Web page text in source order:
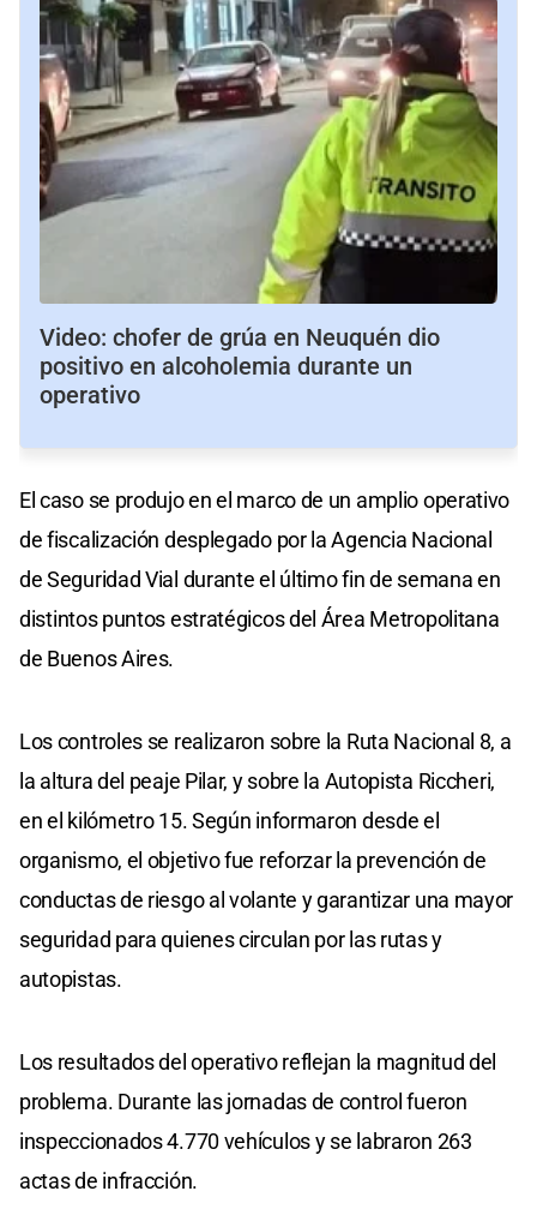
Video: chofer de grúa en Neuquén dio
positivo en alcoholemia durante un
operativo
El caso se produjo en el marco de un amplio operativo
de fiscalización desplegado por la Agencia Nacional
de Seguridad Vial durante el último fin de semana en
distintos puntos estratégicos del Área Metropolitana
de Buenos Aires.
Los controles se realizaron sobre la Ruta Nacional 8, a
la altura del peaje Pilar, y sobre la Autopista Riccheri,
en el kilómetro 15. Según informaron desde el
organismo, el objetivo fue reforzar la prevención de
conductas de riesgo al volante y garantizar una mayor
seguridad para quienes circulan por las rutas y
autopistas.
Los resultados del operativo reflejan la magnitud del
problema. Durante las jornadas de control fueron
inspeccionados 4.770 vehículos y se labraron 263
actas de infracción.